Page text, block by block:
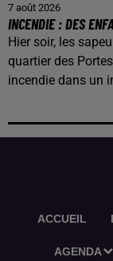
7 août 2026
INCENDIE : DES
Hier soir, les
quartier des
incendie dans un
ACCUEIL
AGENDA